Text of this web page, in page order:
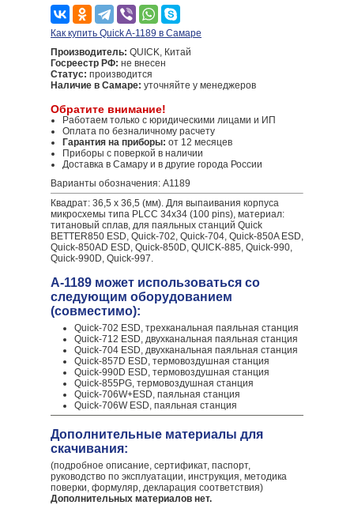
Как купить Quick A-1189 в Самаре
Производитель: QUICK, Китай
Госреестр РФ: не внесен
Статус: производится
Наличие в Самаре: уточняйте у менеджеров
Обратите внимание!
Работаем только с юридическими лицами и ИП
Оплата по безналичному расчету
Гарантия на приборы: от 12 месяцев
Приборы с поверкой в наличии
Доставка в Самару и в другие города России
Варианты обозначения: A1189
Квадрат: 36,5 х 36,5 (мм). Для выпаивания корпуса
микросхемы типа PLCC 34x34 (100 pins), материал:
титановый сплав, для паяльных станций Quick
BETTER850 ESD, Quick-702, Quick-704, Quick-850A ESD,
Quick-850AD ESD, Quick-850D, QUICK-885, Quick-990,
Quick-990D, Quick-997.
A-1189 может использоваться со
следующим оборудованием
(совместимо):
Quick-702 ESD, трехканальная паяльная станция
Quick-712 ESD, двухканальная паяльная станция
Quick-704 ESD, двухканальная паяльная станция
Quick-857D ESD, термовоздушная станция
Quick-990D ESD, термовоздушная станция
Quick-855PG, термовоздушная станция
Quick-706W+ESD, паяльная станция
Quick-706W ESD, паяльная станция
Дополнительные материалы для
скачивания:
(подробное описание, сертификат, паспорт,
руководство по эксплуатации, инструкция, методика
поверки, формуляр, декларация соответствия)
Дополнительных материалов нет.